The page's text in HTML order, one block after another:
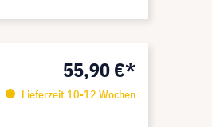
55,90 €*
Lieferzeit 10-12 Wochen